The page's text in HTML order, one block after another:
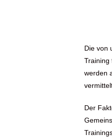
Die von
Training
werden
Der